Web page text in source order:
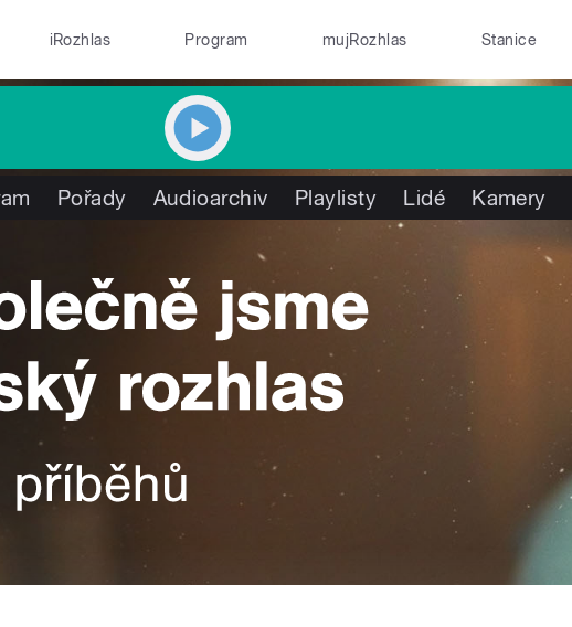
iRozhlas Program mujRozhlas Stanice
Pořady Audioarchiv Playlisty Lidé Kamery